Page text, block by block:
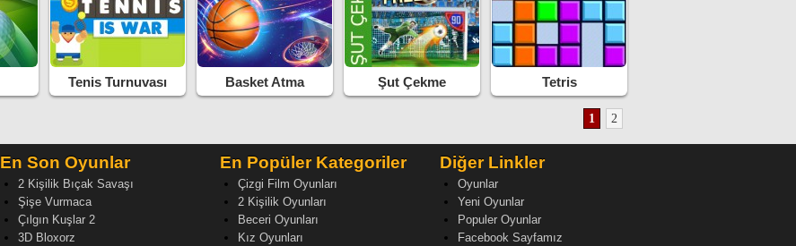
Tenis Turnuvası Basket Atma Şut Çekme Tetris
1 2
En Son Oyunlar
2 Kişilik Bıçak Savaşı
Şişe Vurmaca
Çılgın Kuşlar 2
3D Bloxorz
En Popüler Kategoriler
Çizgi Film Oyunları
2 Kişilik Oyunları
Beceri Oyunları
Kız Oyunları
Diğer Linkler
Oyunlar
Yeni Oyunlar
Populer Oyunlar
Facebook Sayfamız